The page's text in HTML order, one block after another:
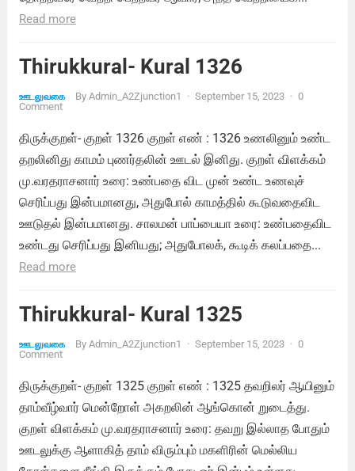
Read more
Thirukkural- Kural 1326
ஊடலுவகை By Admin_A2Zjunction1 · September 15, 2023 · 0
Comment
திருக்குறள்- குறள் 1326 குறள் எண் : 1326 உணலினும் உண்ட
தறலினிது காமம் புணர்தலின் ஊடல் இனிது. குறள் விளக்கம்
மு.வரதராசனார் உரை: உண்பதை விட முன் உண்ட உணவுச்
செரிப்பது இன்பமானது, அதுபோல் காமத்தில் கூடுவதைவிட
ஊடுதல் இன்பமானது. சாலமன் பாப்பையா உரை: உண்பதைவிட
உண்டது செரிப்பது இனியது; அதுபோலக், கூடிக் கலப்பதை...
Read more
Thirukkural- Kural 1325
ஊடலுவகை By Admin_A2Zjunction1 · September 15, 2023 · 0
Comment
திருக்குறள்- குறள் 1325 குறள் எண் : 1325 தவறிலர் ஆயினும்
தாம்வீழ்வார் மென்றோள் அகறலின் ஆங்கொன் றுடைத்து.
குறள் விளக்கம் மு.வரதராசனார் உரை: தவறு இல்லாத போதும்
ஊடலுக்கு ஆளாகித் தாம் விரும்பும் மகளிரின் மெல்லிய